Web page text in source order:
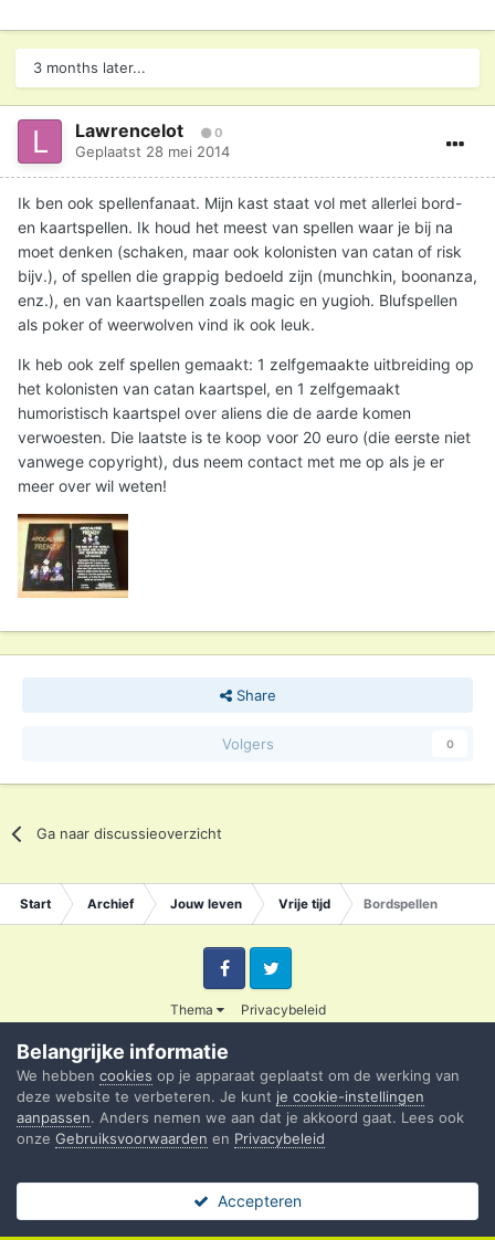
3 months later...
Lawrencelot 0
Geplaatst 28 mei 2014
Ik ben ook spellenfanaat. Mijn kast staat vol met allerlei bord-
en kaartspellen. Ik houd het meest van spellen waar je bij na
moet denken (schaken, maar ook kolonisten van catan of risk
bijv.), of spellen die grappig bedoeld zijn (munchkin, boonanza,
enz.), en van kaartspellen zoals magic en yugioh. Blufspellen
als poker of weerwolven vind ik ook leuk.
Ik heb ook zelf spellen gemaakt: 1 zelfgemaakte uitbreiding op
het kolonisten van catan kaartspel, en 1 zelfgemaakt
humoristisch kaartspel over aliens die de aarde komen
verwoesten. Die laatste is te koop voor 20 euro (die eerste niet
vanwege copyright), dus neem contact met me op als je er
meer over wil weten!
Share
Volgers 0
Ga naar discussieoverzicht
Start Archief Jouw leven Vrije tijd Bordspellen
Thema Privacybeleid
FacebookTwitter
Powered by Invision Community
Belangrijke informatie
We hebben cookies op je apparaat geplaatst om de werking van
deze website te verbeteren. Je kunt je cookie-instellingen
aanpassen. Anders nemen we aan dat je akkoord gaat. Lees ook
onze Gebruiksvoorwaarden en Privacybeleid
Accepteren